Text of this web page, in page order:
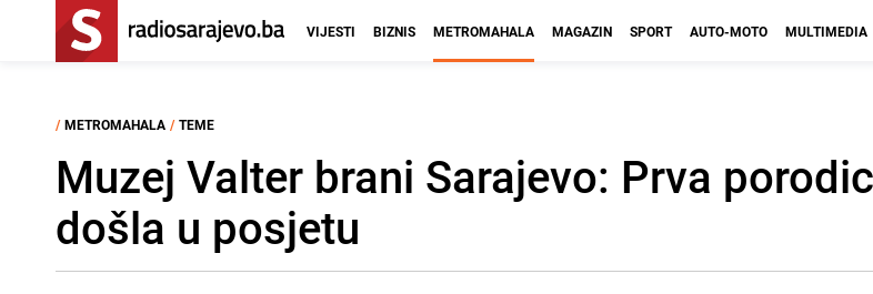
VIJESTI BIZNIS METROMAHALA MAGAZIN SPORT AUTO-MOTO MULTIMEDIA
/ METROMAHALA / TEME
Muzej Valter brani Sarajevo: Prva
došla u posjetu